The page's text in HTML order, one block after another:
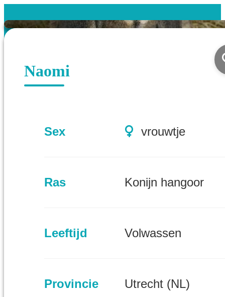
Naomi
Sex vrouwtje
Ras Konijn hangoor
Leeftijd Volwassen
Provincie Utrecht (NL)